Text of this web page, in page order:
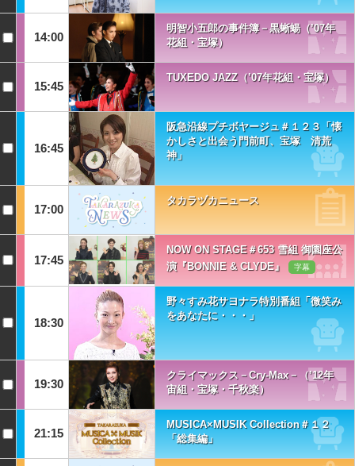
14:00
明智小五郎の事件簿－黒蜥蝪（’07年
花組・宝塚）
15:45
TUXEDO JAZZ（’07年花組・宝塚）
16:45
阪急沿線プチボヤージュ＃１２３「懐
かしさと出会う門前町、宝塚 清荒
神」
17:00
タカラヅカニュース
17:45
NOW ON STAGE＃653 雪組 御園座公
演『BONNIE & CLYDE』
字幕
18:30
野々すみ花サヨナラ特別番組「微笑み
をあなたに・・・」
19:30
クライマックス－Cry‐Max－（’12年
宙組・宝塚・千秋楽）
21:15
MUSICA×MUSIK Collection＃１２
「総集編」